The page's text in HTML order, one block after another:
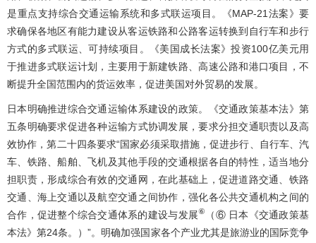
是重点支持综合交通运输系统和多式联运项目。《MAP-21法案》要
求确保各地区有能力建设从客运铁路和公路客运转换到自行车和步行
方式的多式联运、可持续项目。《美国成长法案》投资100亿美元用
于推进多式联运计划，主要用于新建铁路、高速公路和港口项目，不
断提升全国范围内的货运效率，促进美国对外贸易的发展。
日本明确推进综合交通运输体系建设的政策。《交通政策基本法》第
五条明确要求促进各种运输方式协调发展，要求分担交通职责以及高
效协作，第二十四条要求“国家必须采取措施，促进步行、自行车、汽
车、铁路、船舶、飞机及其他手段的交通根据各自的特性，适当地分
担职责，形成综合有效的交通网，在此基础上，促进道路交通、铁路
交通、海上交通以及航空交通之间协作，强化各公共交通机构之间的
合作，促进整个综合交通体系的建设与发展⑥
（⑥ 日本《交通政策基
本法》第24条。）”。明确加强国家各个产业尤其是旅游业的国际竞争